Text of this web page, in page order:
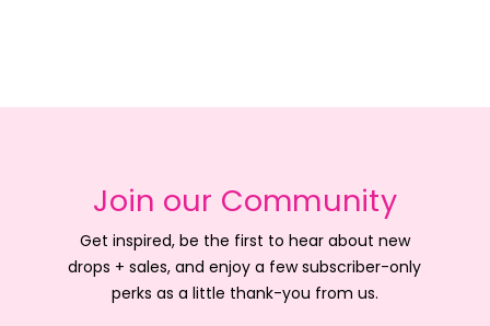
Join our Community
Get inspired, be the first to hear about new
drops + sales, and enjoy a few subscriber-only
perks as a little thank-you from us.